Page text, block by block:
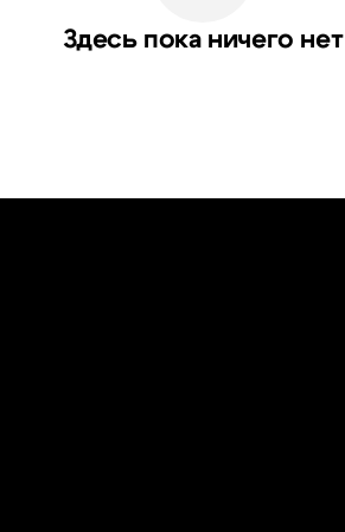
Здесь пока ничего нет